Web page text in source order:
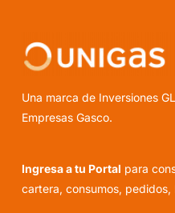
Una marca de Inversiones
Empresas Gasco.
Ingresa a tu Portal para
cartera, consumos, pedidos,